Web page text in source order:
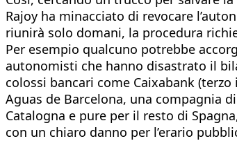
Rajoy ha minacciato di revocare
riunirà solo domani, la procedura
Per esempio qualcuno potrebbe
autonomisti che hanno disastrato il
colossi bancari come Caixabank
Aguas de Barcelona, una compagnia
Catalogna e pure per il resto di
con un chiaro danno per l’erario